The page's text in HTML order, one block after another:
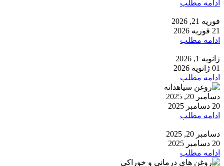
ادامه مطلب
فوریه 21, 2026
21 فوریه 2026
ادامه مطلب
ژانویه 1, 2026
01 ژانویه 2026
ادامه مطلب
دسامبر 20, 2025
20 دسامبر 2025
ادامه مطلب
دسامبر 20, 2025
20 دسامبر 2025
ادامه مطلب